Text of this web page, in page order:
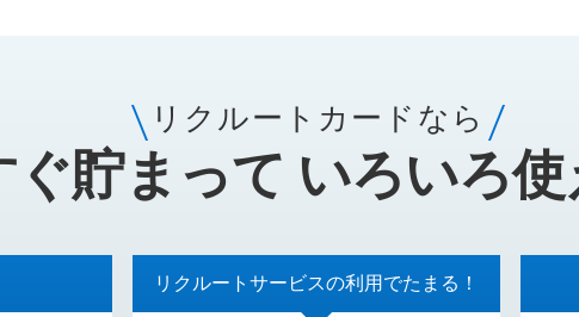
リクルートカードなら
ぐ貯まって いろいろ使
リクルートサービスの利用でたまる！